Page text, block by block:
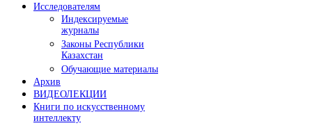
Исследователям
Индексируемые
журналы
Законы Республики
Казахстан
Обучающие материалы
Архив
ВИДЕОЛЕКЦИИ
Книги по искусственному
интеллекту